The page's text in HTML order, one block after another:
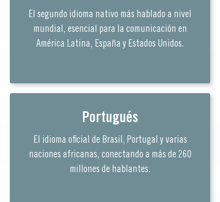
El segundo idioma nativo más hablado a nivel
mundial, esencial para la comunicación en
América Latina, España y Estados Unidos.
Portugués
El idioma oficial de Brasil, Portugal y varias
naciones africanas, conectando a más de 260
millones de hablantes.